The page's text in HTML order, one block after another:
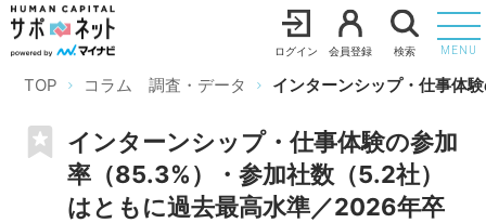
ログイン 会員登録 検索 MENU
TOP コラム 調査・データ インターンシップ・仕事体
インターンシップ・仕事体験の参加
率（85.3%）・参加社数（5.2社）
はともに過去最高水準／2026年卒